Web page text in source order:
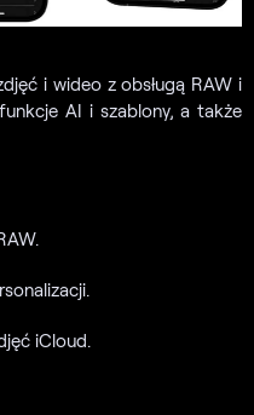
i wideo z obsługą RAW i
AI i szablony, a także
iCloud.